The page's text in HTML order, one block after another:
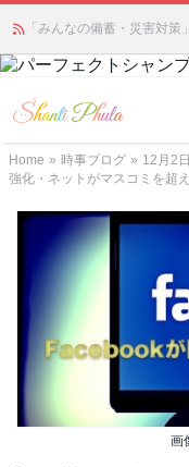
「みんなの備蓄・災害対
Home » 時事ブログ » 12月2
強化・ネットがマスコミを超
画